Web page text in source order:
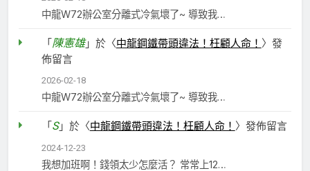
中龍W72辦公室分離式冷氣壞了~ 導致我…
「 陳憲雄」於〈中龍鋼鐵帶頭違法！枉顧人命！ 〉發
佈留言
2026-02-18
中龍W72辦公室分離式冷氣壞了~ 導致我…
「 S」於〈中龍鋼鐵帶頭違法！枉顧人命！ 〉發佈留言
2024-12-23
我想加班啊！錢領太少怎麼活？ 常常上12…